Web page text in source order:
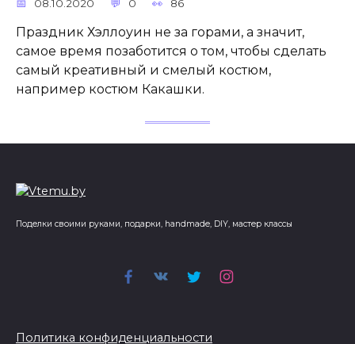
08.10.2020 0 86
Праздник Хэллоуин не за горами, а значит,
самое время позаботится о том, чтобы сделать
самый креативный и смелый костюм,
например костюм Какашки.
Поделки своими руками, подарки, handmade, DIY, мастер классы
Политика конфиденциальности